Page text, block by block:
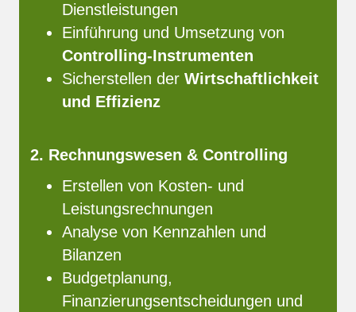
Dienstleistungen
Einführung und Umsetzung von
Controlling-Instrumenten
Sicherstellen der Wirtschaftlichkeit
und Effizienz
2. Rechnungswesen & Controlling
Erstellen von Kosten- und
Leistungsrechnungen
Analyse von Kennzahlen und
Bilanzen
Budgetplanung,
Finanzierungsentscheidungen und